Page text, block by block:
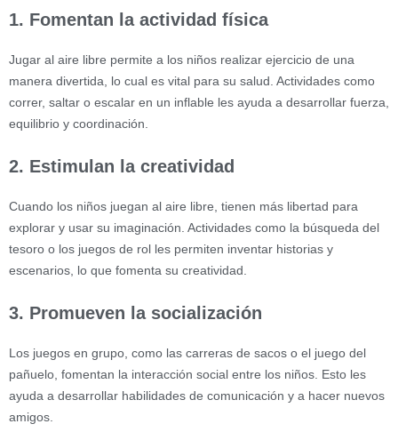
1. Fomentan la actividad física
Jugar al aire libre permite a los niños realizar ejercicio de una
manera divertida, lo cual es vital para su salud. Actividades como
correr, saltar o escalar en un inflable les ayuda a desarrollar fuerza,
equilibrio y coordinación.
2. Estimulan la creatividad
Cuando los niños juegan al aire libre, tienen más libertad para
explorar y usar su imaginación. Actividades como la búsqueda del
tesoro o los juegos de rol les permiten inventar historias y
escenarios, lo que fomenta su creatividad.
3. Promueven la socialización
Los juegos en grupo, como las carreras de sacos o el juego del
pañuelo, fomentan la interacción social entre los niños. Esto les
ayuda a desarrollar habilidades de comunicación y a hacer nuevos
amigos.